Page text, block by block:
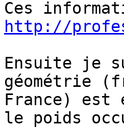
http://
Ensuite je
géométrie
France) est
le poids